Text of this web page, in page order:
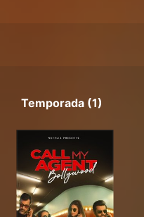
Temporada (1)